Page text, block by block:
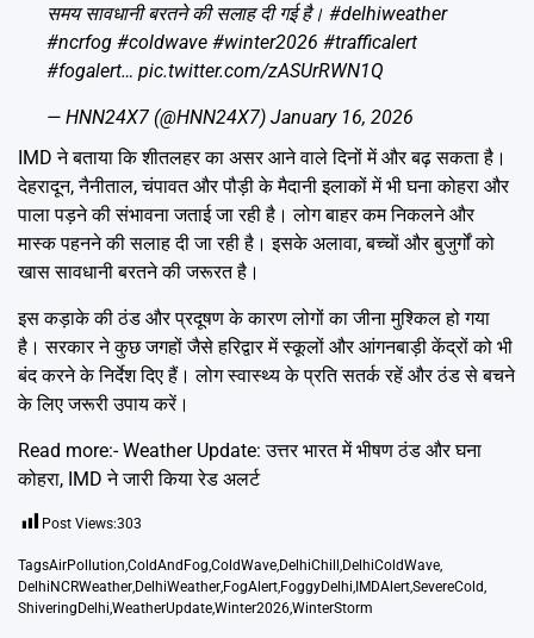
समय सावधानी बरतने की सलाह दी गई है। #delhiweather
#ncrfog #coldwave #winter2026 #trafficalert
#fogalert… pic.twitter.com/zASUrRWN1Q
— HNN24X7 (@HNN24X7) January 16, 2026
IMD ने बताया कि शीतलहर का असर आने वाले दिनों में और बढ़ सकता है।
देहरादून, नैनीताल, चंपावत और पौड़ी के मैदानी इलाकों में भी घना कोहरा और
पाला पड़ने की संभावना जताई जा रही है। लोग बाहर कम निकलने और
मास्क पहनने की सलाह दी जा रही है। इसके अलावा, बच्चों और बुजुर्गों को
खास सावधानी बरतने की जरूरत है।
इस कड़ाके की ठंड और प्रदूषण के कारण लोगों का जीना मुश्किल हो गया
है। सरकार ने कुछ जगहों जैसे हरिद्वार में स्कूलों और आंगनबाड़ी केंद्रों को भी
बंद करने के निर्देश दिए हैं। लोग स्वास्थ्य के प्रति सतर्क रहें और ठंड से बचने
के लिए जरूरी उपाय करें।
Read more:-Weather Update: उत्तर भारत में भीषण ठंड और घना
कोहरा, IMD ने जारी किया रेड अलर्ट
Post Views:303
TagsAirPollution,ColdAndFog,ColdWave,DelhiChill ,DelhiColdWave,
DelhiNCRWeather,DelhiWeather,FogAlert,FoggyDelhi, IMDAlert,SevereCold,
ShiveringDelhi,WeatherUpdate,Winter2026,WinterStorm